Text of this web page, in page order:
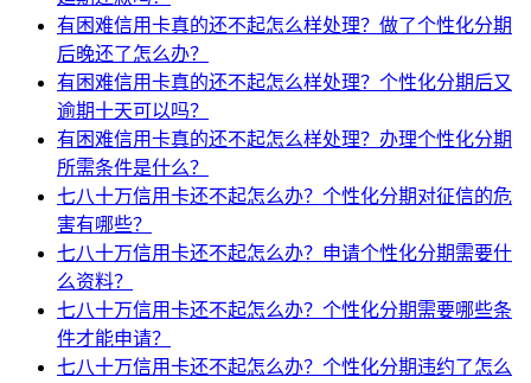
有困难信用卡真的还不起怎么样处理？做了个性化分期
后晚还了怎么办？
有困难信用卡真的还不起怎么样处理？个性化分期后又
逾期十天可以吗？
有困难信用卡真的还不起怎么样处理？办理个性化分期
所需条件是什么？
七八十万信用卡还不起怎么办？个性化分期对征信的危
害有哪些？
七八十万信用卡还不起怎么办？申请个性化分期需要什
么资料？
七八十万信用卡还不起怎么办？个性化分期需要哪些条
件才能申请？
七八十万信用卡还不起怎么办？个性化分期违约了怎么